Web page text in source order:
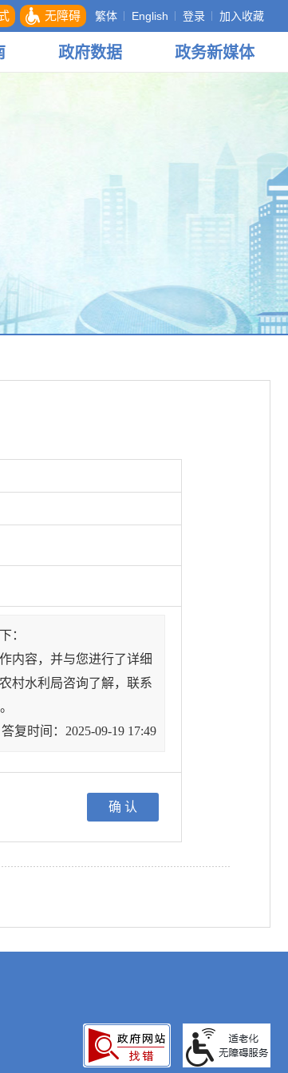
无障碍 繁体 English 登录 加入收藏
政府数据 政务新媒体
：
内容，并与您进行了详细
村水利局咨询了解，联系
答复时间：2025-09-19 17:49